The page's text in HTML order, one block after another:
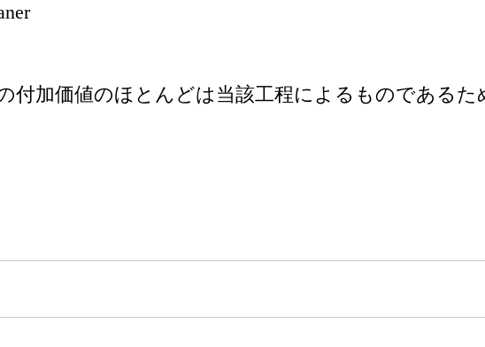
付加価値のほとんどは当該工程によるものであるた